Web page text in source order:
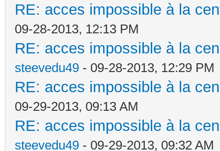
RE: acces impossible à la
09-28-2013, 12:13 PM
RE: acces impossible à la
steevedu49 - 09-28-2013, 12:29 PM
RE: acces impossible à la
09-29-2013, 09:13 AM
RE: acces impossible à la
steevedu49 - 09-29-2013, 09:32 AM